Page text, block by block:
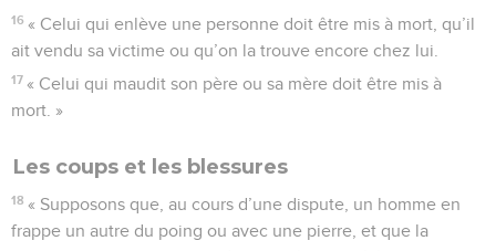
16 « Celui qui enlève une personne doit être mis à mort, qu’il
ait vendu sa victime ou qu’on la trouve encore chez lui.
17 « Celui qui maudit son père ou sa mère doit être mis à
mort. »
Les coups et les blessures
18 « Supposons que, au cours d’une dispute, un homme en
frappe un autre du poing ou avec une pierre, et que la